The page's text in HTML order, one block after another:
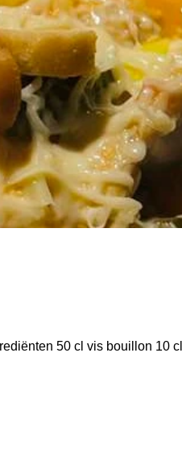
50 cl vis bouillon 10